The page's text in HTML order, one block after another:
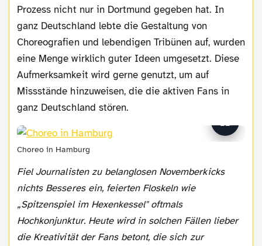
Prozess nicht nur in Dortmund gegeben hat. In
ganz Deutschland lebte die Gestaltung von
Choreografien und lebendigen Tribünen auf, wurden
eine Menge wirklich guter Ideen umgesetzt. Diese
Aufmerksamkeit wird gerne genutzt, um auf
Missstände hinzuweisen, die die aktiven Fans in
ganz Deutschland stören.
Choreo in Hamburg
Fiel Journalisten zu belanglosen Novemberkicks
nichts Besseres ein, feierten Floskeln wie
„Spitzenspiel im Hexenkessel" oftmals
Hochkonjunktur. Heute wird in solchen Fällen lieber
die Kreativität der Fans betont, die sich zur